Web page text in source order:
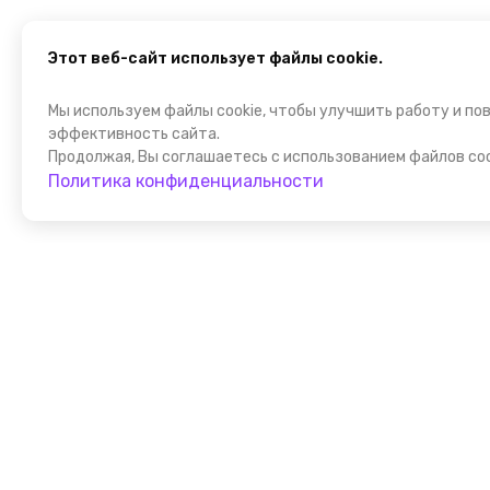
Этот веб-сайт использует файлы cookie.
Мы используем файлы cookie, чтобы улучшить работу и
эффективность сайта.
Продолжая, Вы соглашаетесь с использованием файлов
Политика конфиденциальности